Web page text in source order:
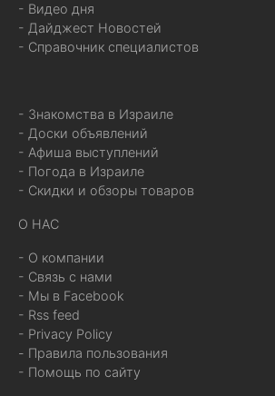
- Видео дня
- Дайджест Новостей
- Справочник специалистов
- Знакомства в Израиле
- Доски объявлений
- Афиша выступлений
- Погода в Израиле
- Скидки и обзоры товаров
О НАС
- О компании
- Связь с нами
- Мы в Facebook
- Rss feed
- Privacy Policy
- Правила пользования
- Помощь по сайту